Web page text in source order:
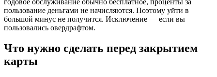
годовое обслуживание обычно бесплатное, проценты за
пользование деньгами не начисляются. Поэтому уйти в
большой минус не получится. Исключение — если вы
пользовались овердрафтом.
Что нужно сделать перед закрытием
карты